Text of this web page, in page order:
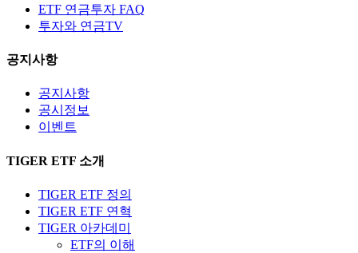
ETF 연금투자 FAQ
투자와 연금TV
공지사항
공지사항
공시정보
이벤트
TIGER ETF 소개
TIGER ETF 정의
TIGER ETF 연혁
TIGER 아카데미
ETF의 이해